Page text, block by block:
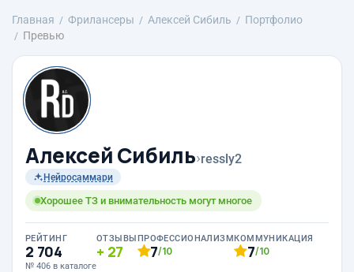
Главная Фрилансеры Алексей Сибиль
Портфолио
Превью
Алексей Сибиль›ressly2
Нейросаммари
Хорошее ТЗ и внимательность могут многое
РЕЙТИНГ
2 704
№ 406 в каталоге
ОТЗЫВЫ
27
ПРОФЕССИОНАЛИЗМ
7/10
КОММУНИКАЦИЯ
7/10